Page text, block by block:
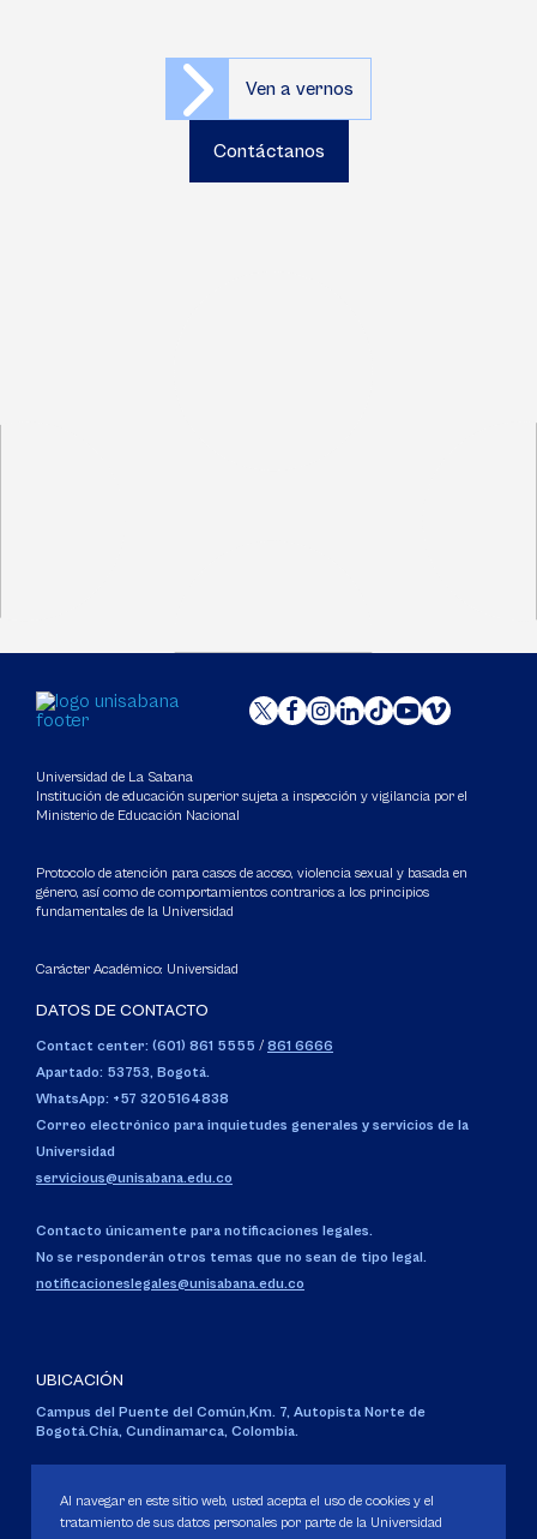
Ven a vernos
Contáctanos
Universidad de La Sabana
Institución de educación superior sujeta a inspección y vigilancia por el
Ministerio de Educación Nacional
Protocolo de atención para casos de acoso, violencia sexual y basada en
género, así como de comportamientos contrarios a los principios
fundamentales de la Universidad
Carácter Académico: Universidad
DATOS DE CONTACTO
Contact center: (601) 861 5555 / 861 6666
Apartado: 53753, Bogotá.
WhatsApp: +57 3205164838
Correo electrónico para inquietudes generales y servicios de la
Universidad
servicious@unisabana.edu.co
Contacto únicamente para notificaciones legales.
No se responderán otros temas que no sean de tipo legal.
notificacioneslegales@unisabana.edu.co
UBICACIÓN
Campus del Puente del Común,Km. 7, Autopista Norte de
Bogotá.Chía, Cundinamarca, Colombia.
Personería Jurídica:Resolución 130 del 14 de enero de 1980.
Ministerio de Educación Nacional.
Al navegar en este sitio web, usted acepta el uso de cookies y el
tratamiento de sus datos personales por parte de la Universidad